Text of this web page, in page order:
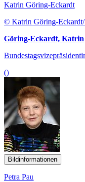
Katrin Göring-Eckardt
© Katrin Göring-Eckardt/
Göring-Eckardt, Katrin
()
Bildinformationen
Petra Pau